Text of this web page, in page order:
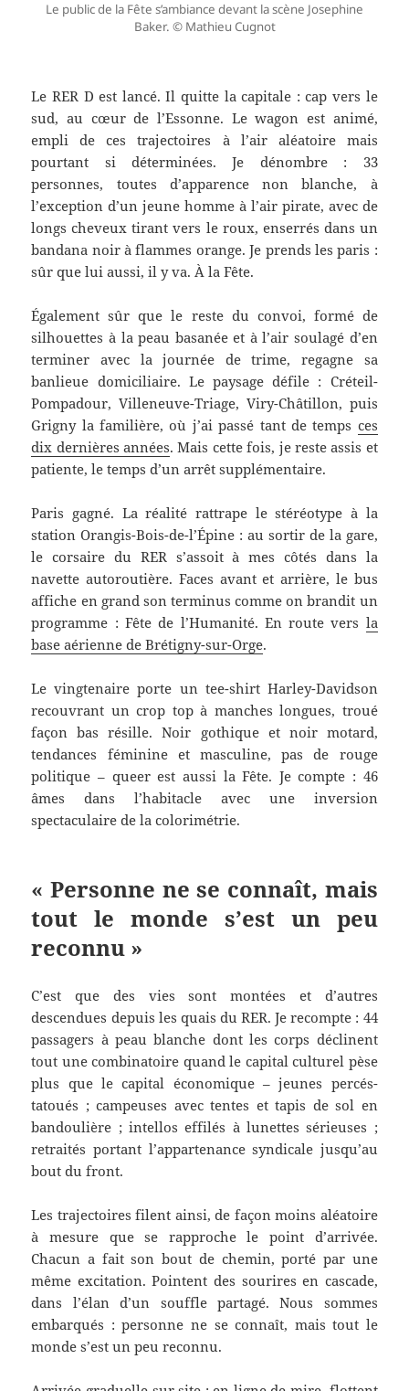
Le public de la Fête s’ambiance devant la scène Josephine
Baker. © Mathieu Cugnot
Le RER D est lancé. Il quitte la capitale : cap vers le
sud, au cœur de l’Essonne. Le wagon est animé,
empli de ces trajectoires à l’air aléatoire mais
pourtant si déterminées. Je dénombre : 33
personnes, toutes d’apparence non blanche, à
l’exception d’un jeune homme à l’air pirate, avec de
longs cheveux tirant vers le roux, enserrés dans un
bandana noir à flammes orange. Je prends les paris :
sûr que lui aussi, il y va. À la Fête.
Également sûr que le reste du convoi, formé de
silhouettes à la peau basanée et à l’air soulagé d’en
terminer avec la journée de trime, regagne sa
banlieue domiciliaire. Le paysage défile : Créteil-
Pompadour, Villeneuve-Triage, Viry-Châtillon, puis
Grigny la familière, où j’ai passé tant de temps ces
dix dernières années. Mais cette fois, je reste assis et
patiente, le temps d’un arrêt supplémentaire.
Paris gagné. La réalité rattrape le stéréotype à la
station Orangis-Bois-de-l’Épine : au sortir de la gare,
le corsaire du RER s’assoit à mes côtés dans la
navette autoroutière. Faces avant et arrière, le bus
affiche en grand son terminus comme on brandit un
programme : Fête de l’Humanité. En route vers la
base aérienne de Brétigny-sur-Orge.
Le vingtenaire porte un tee-shirt Harley-Davidson
recouvrant un crop top à manches longues, troué
façon bas résille. Noir gothique et noir motard,
tendances féminine et masculine, pas de rouge
politique – queer est aussi la Fête. Je compte : 46
âmes dans l’habitacle avec une inversion
spectaculaire de la colorimétrie.
« Personne ne se connaît, mais
tout le monde s’est un peu
reconnu »
C’est que des vies sont montées et d’autres
descendues depuis les quais du RER. Je recompte : 44
passagers à peau blanche dont les corps déclinent
tout une combinatoire quand le capital culturel pèse
plus que le capital économique – jeunes percés-
tatoués ; campeuses avec tentes et tapis de sol en
bandoulière ; intellos effilés à lunettes sérieuses ;
retraités portant l’appartenance syndicale jusqu’au
bout du front.
Les trajectoires filent ainsi, de façon moins aléatoire
à mesure que se rapproche le point d’arrivée.
Chacun a fait son bout de chemin, porté par une
même excitation. Pointent des sourires en cascade,
dans l’élan d’un souffle partagé. Nous sommes
embarqués : personne ne se connaît, mais tout le
monde s’est un peu reconnu.